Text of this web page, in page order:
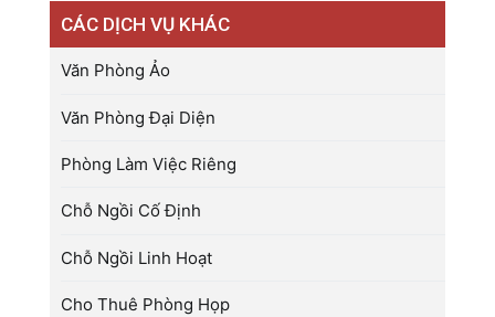
CÁC DỊCH VỤ KHÁC
Văn Phòng Ảo
Văn Phòng Đại Diện
Phòng Làm Việc Riêng
Chỗ Ngồi Cố Định
Chỗ Ngồi Linh Hoạt
Cho Thuê Phòng Họp